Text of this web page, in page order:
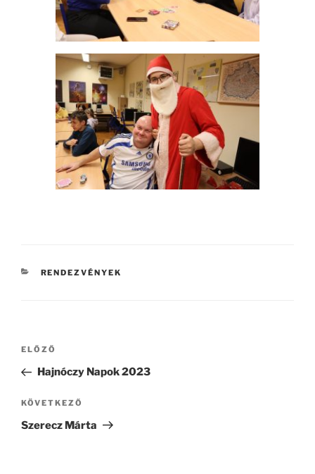
KATEGÓRIÁK
RENDEZVÉNYEK
Bejegyzés
Korábbi
bejegyzés
ELŐZŐ
Hajnóczy Napok 2023
Következő
bejegyzés
KÖVETKEZŐ
Szerecz Márta